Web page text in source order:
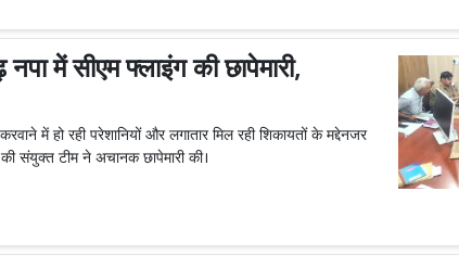
में सीएम फ्लाइंग की छापेमारी,
में हो रही परेशानियों और लगातार मिल रही शिकायतों के मद्देनजर
संयुक्त टीम ने अचानक छापेमारी की।